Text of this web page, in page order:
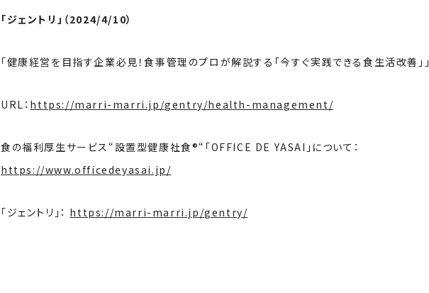
「ジェントリ」（2024/4/10）
「健康経営を目指す企業必見！食事管理のプロが解説する「今すぐ実践できる食生活改善」」
URL： https://marri-marri.jp/gentry/health-management/
食の福利厚生サービス“設置型健康社食®“「OFFICE DE YASAI」について：
https://www.officedeyasai.jp/
「ジェントリ」： https://marri-marri.jp/gentry/